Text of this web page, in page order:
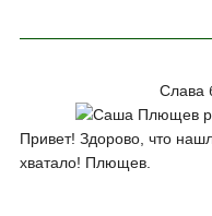
Слава
Привет! Здорово, что
хватало! Плющев.